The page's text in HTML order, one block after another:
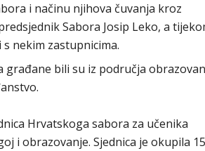
i načinu njihova čuvanja kroz
Sabora Josip Leko, a
nekim zastupnicima.
bili su iz područja
Hrvatskoga sabora za učenika
i obrazovanje. Sjednica je okupila